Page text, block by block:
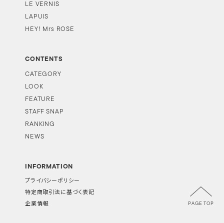
LE VERNIS
LAPUIS
HEY! Mrs ROSE
CONTENTS
CATEGORY
LOOK
FEATURE
STAFF SNAP
RANKING
NEWS
INFORMATION
プライバシーポリシー
特定商取引法に基づく表記
企業情報 PAGE TOP